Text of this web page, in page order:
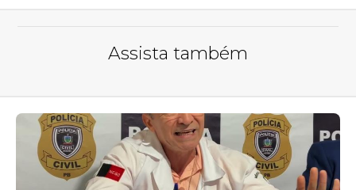
Assista também